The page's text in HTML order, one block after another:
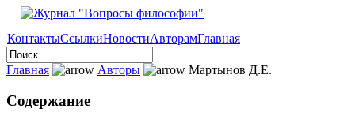
КонтактыСсылкиНовостиАвторамГлавная
Главная Авторы Мартынов Д.Е.
Содержание